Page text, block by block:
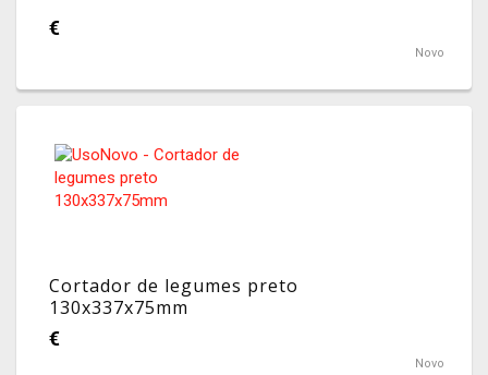
€
Novo
Cortador de legumes preto
130x337x75mm
€
Novo